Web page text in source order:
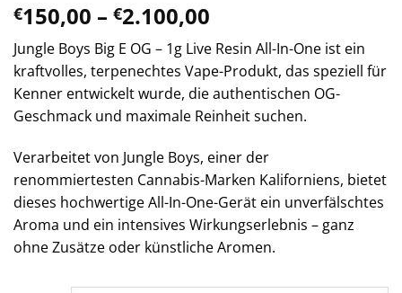
€150,00 – €2.100,00
€150,00
bis
€2.100,00
Jungle Boys Big E OG – 1g Live Resin All-In-One ist ein
kraftvolles, terpenechtes Vape-Produkt, das speziell für
Kenner entwickelt wurde, die authentischen OG-
Geschmack und maximale Reinheit suchen.
Verarbeitet von Jungle Boys, einer der
renommiertesten Cannabis-Marken Kaliforniens, bietet
dieses hochwertige All-In-One-Gerät ein unverfälschtes
Aroma und ein intensives Wirkungserlebnis – ganz
ohne Zusätze oder künstliche Aromen.